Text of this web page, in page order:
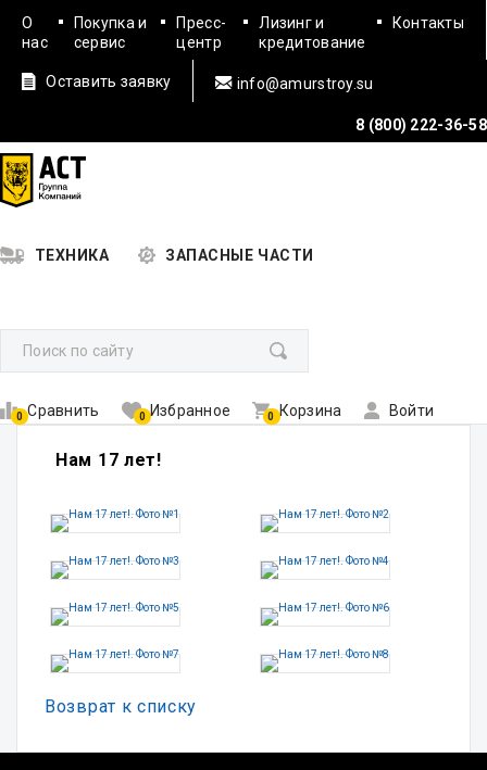
О
нас
Покупка и
сервис
Пресс-
центр
Лизинг и
кредитование
Контакты
Оставить заявку info@amurstroy.su
8 (800) 222-36-58
ТЕХНИКА ЗАПАСНЫЕ ЧАСТИ
0 Сравнить 0 Избранное 0 Корзина Войти
Нам 17 лет!
Возврат к списку